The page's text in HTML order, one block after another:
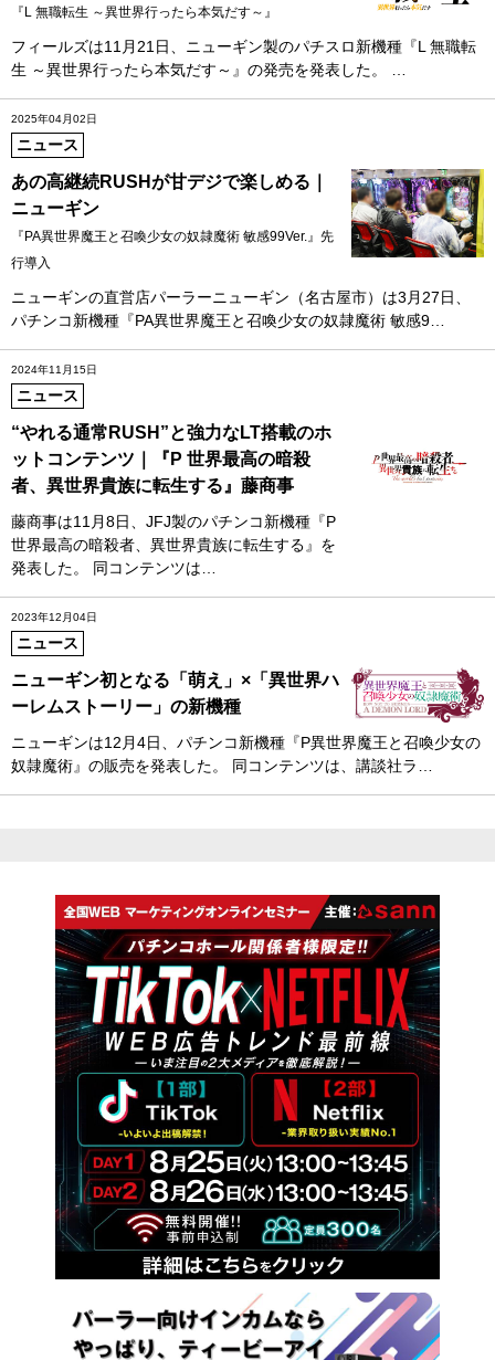
『L 無職転生 ～異世界行ったら本気だす～』
フィールズは11月21日、ニューギン製のパチスロ新機種『L 無職転
生 ～異世界行ったら本気だす～』の発売を発表した。 …
2025年04月02日
ニュース
あの高継続RUSHが甘デジで楽しめる｜
ニューギン
『PA異世界魔王と召喚少女の奴隷魔術 敏感99Ver.』先
行導入
ニューギンの直営店パーラーニューギン（名古屋市）は3月27日、
パチンコ新機種『PA異世界魔王と召喚少女の奴隷魔術 敏感9…
2024年11月15日
ニュース
“やれる通常RUSH”と強力なLT搭載のホ
ットコンテンツ｜『P 世界最高の暗殺
者、異世界貴族に転生する』藤商事
藤商事は11月8日、JFJ製のパチンコ新機種『P
世界最高の暗殺者、異世界貴族に転生する』を
発表した。 同コンテンツは…
2023年12月04日
ニュース
ニューギン初となる「萌え」×「異世界ハ
ーレムストーリー」の新機種
ニューギンは12月4日、パチンコ新機種『P異世界魔王と召喚少女の
奴隷魔術』の販売を発表した。 同コンテンツは、講談社ラ…